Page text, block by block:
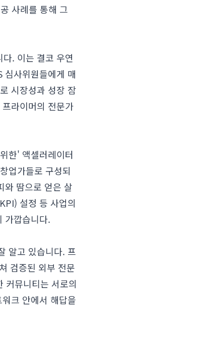
사례를 통해 그
다. 이는 결코 우연
심사위원들에게 매
시장성과 성장 잠
라이머의 전문가
한' 액셀러레이터
업가들로 구성되
와 땀으로 얻은 살
설정 등 사업의
가깝습니다.
알고 있습니다. 프
검증된 외부 전문
커뮤니티는 서로의
크 안에서 해답을